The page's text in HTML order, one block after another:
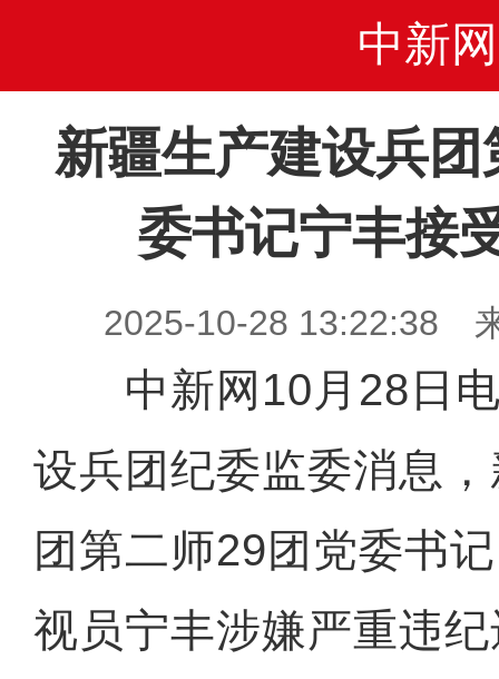
中新网
新疆生产建设兵
委书记宁丰接
2025-10-28 13:22:38
中新网10月28日电
设兵团纪委监委消息
团第二师29团党委书
视员宁丰涉嫌严重违